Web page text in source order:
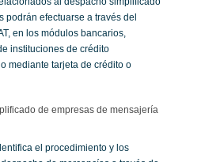
podrán efectuarse a través del
en los módulos bancarios,
instituciones de crédito
mediante tarjeta de crédito o
de empresas de mensajería
el procedimiento y los